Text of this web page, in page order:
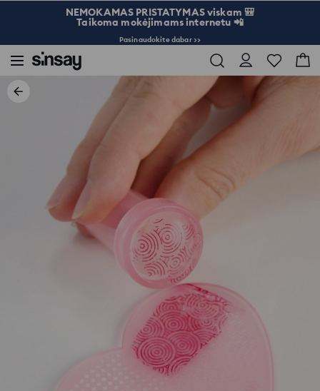
NEMOKAMAS PRISTATYMAS viskam 🎒
Taikoma mokėjimams internetu 📲
Pasinaudokite dabar >>